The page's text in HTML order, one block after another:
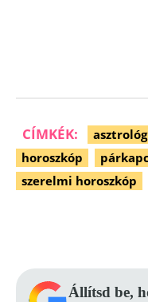
CÍMKÉK:
horoszkóp
szerelmi horoszkóp
Állítsd be,